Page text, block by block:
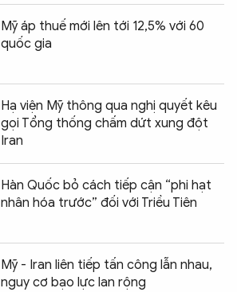
Mỹ áp thuế mới lên tới 12,5% với 60
quốc gia
Hạ viện Mỹ thông qua nghị quyết kêu
gọi Tổng thống chấm dứt xung đột
Iran
Hàn Quốc bỏ cách tiếp cận “phi hạt
nhân hóa trước” đối với Triều Tiên
Mỹ - Iran liên tiếp tấn công lẫn nhau,
nguy cơ bạo lực lan rộng